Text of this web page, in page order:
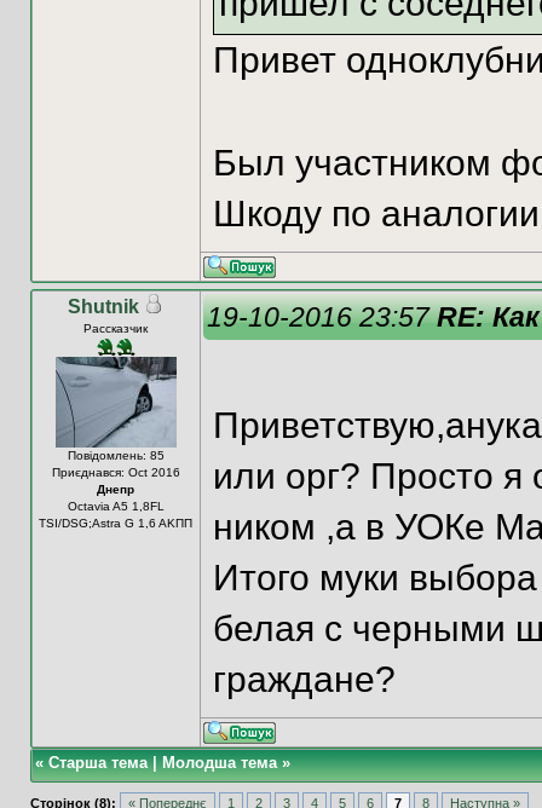
Привет
Был участником
Шкоду по
Shutnik
Рассказчик
Повідомлень: 85
Приєднався: Oct 2016
Днепр
Octavia A5 1,8FL
TSI/DSG;Astra G 1,6 AKПП
19-10-2016 23:57RE:
или орг? Просто я
ником ,а в УОКе
Итого муки
белая с черными
граждане?
«Старша тема|Молодша тема»
Сторінок (8): « Попереднє 1 2 3 4 5 6 7 8 Наступна »